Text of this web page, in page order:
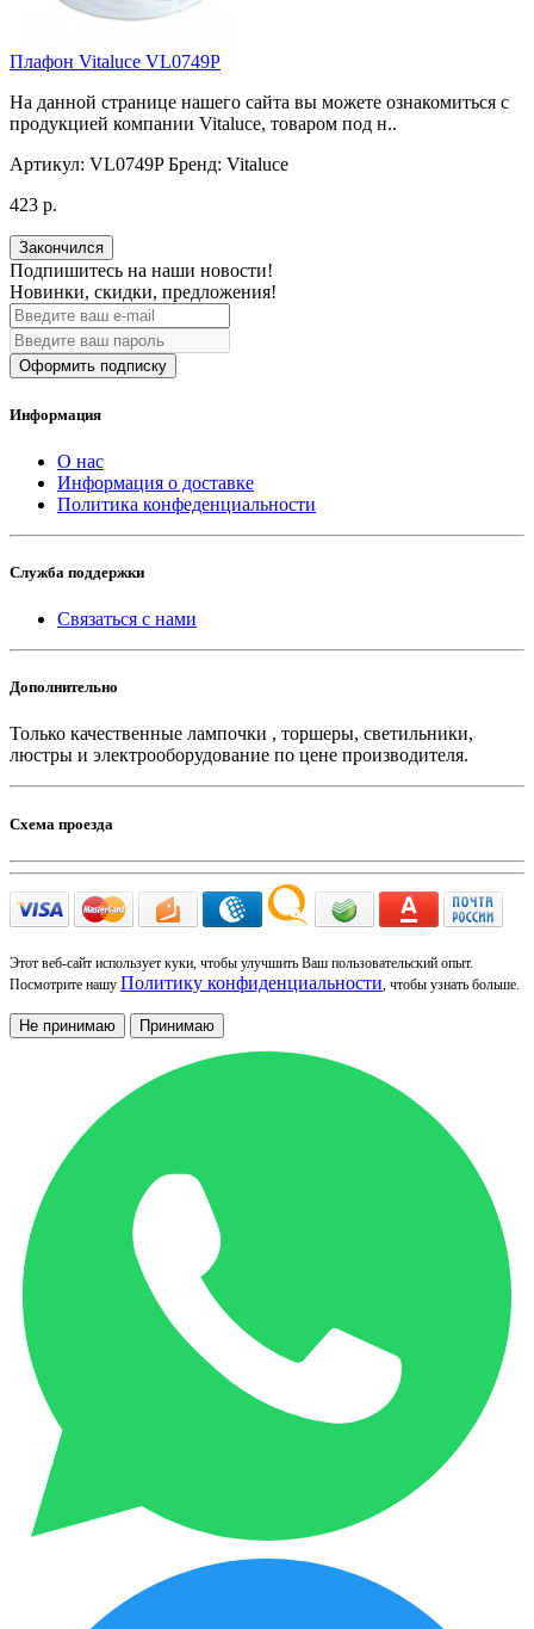
Плафон Vitaluce VL0749P
На данной странице нашего сайта вы можете ознакомиться с
продукцией компании Vitaluce, товаром под н..
Артикул: VL0749P Бренд: Vitaluce
423 р.
Закончился
Подпишитесь на наши новости!
Новинки, скидки, предложения!
Оформить подписку
Информация
О нас
Информация о доставке
Политика конфеденциальности
Служба поддержки
Связаться с нами
Дополнительно
Только качественные лампочки , торшеры, светильники,
люстры и электрооборудование по цене производителя.
Схема проезда
Этот веб-сайт использует куки, чтобы улучшить Ваш пользовательский опыт.
Посмотрите нашу Политику конфиденциальности, чтобы узнать больше.
Не принимаю Принимаю